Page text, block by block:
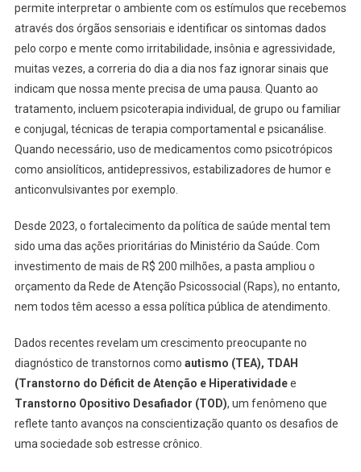
permite interpretar o ambiente com os estímulos que recebemos
através dos órgãos sensoriais e identificar os sintomas dados
pelo corpo e mente como irritabilidade, insônia e agressividade,
muitas vezes, a correria do dia a dia nos faz ignorar sinais que
indicam que nossa mente precisa de uma pausa. Quanto ao
tratamento, incluem psicoterapia individual, de grupo ou familiar
e conjugal, técnicas de terapia comportamental e psicanálise.
Quando necessário, uso de medicamentos como psicotrópicos
como ansiolíticos, antidepressivos, estabilizadores de humor e
anticonvulsivantes por exemplo.
Desde 2023, o fortalecimento da política de saúde mental tem
sido uma das ações prioritárias do Ministério da Saúde. Com
investimento de mais de R$ 200 milhões, a pasta ampliou o
orçamento da Rede de Atenção Psicossocial (Raps), no entanto,
nem todos têm acesso a essa política pública de atendimento.
Dados recentes revelam um crescimento preocupante no
diagnóstico de transtornos como autismo (TEA), TDAH
(Transtorno do Déficit de Atenção e Hiperatividadee
Transtorno Opositivo Desafiador (TOD), um fenômeno que
reflete tanto avanços na conscientização quanto os desafios de
uma sociedade sob estresse crônico.